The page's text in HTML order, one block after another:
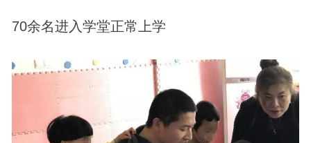
70余名进入学堂正常上学